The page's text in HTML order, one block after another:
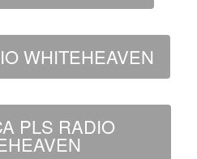
WHITEHEAVEN
PLS RADIO